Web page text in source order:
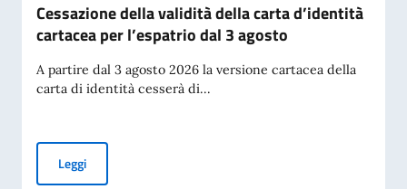
Cessazione della validità della carta d’identità
cartacea per l’espatrio dal 3 agosto
A partire dal 3 agosto 2026 la versione cartacea della
carta di identità cesserà di...
LeggiCessazione della validità della carta d’identità cartacea